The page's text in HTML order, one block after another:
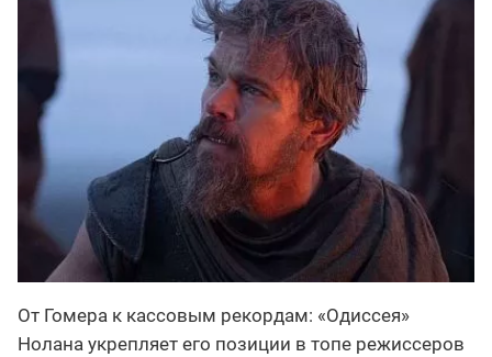
От Гомера к кассовым рекордам: «Одиссея»
Нолана укрепляет его позиции в топе режиссеров